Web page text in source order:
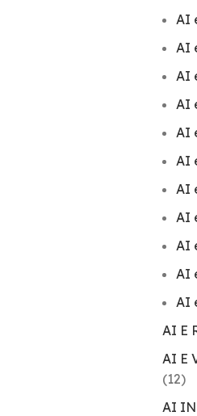
AI
AI
AI
AI
AI
AI
AI
AI
AI
AI
AI
AI E
AI E
(12)
AI IN